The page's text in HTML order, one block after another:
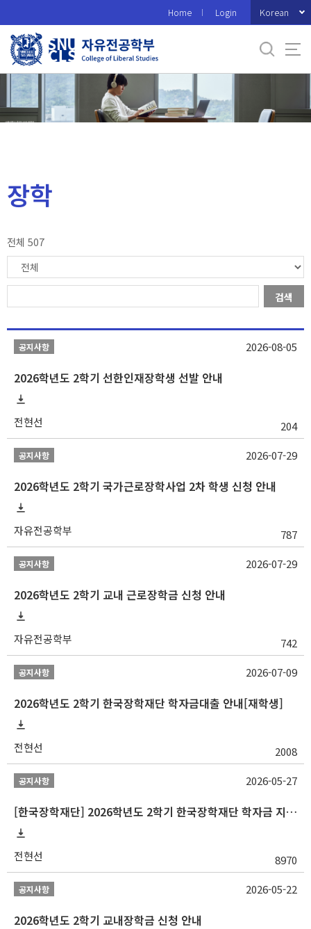
로
메
Home Login Korean
장학
전체 507
검색
공지사항
2026학년도 2학기 선한인재장학생 선발 안내
전현선 204
2026-08-05
공지사항
2026학년도 2학기 국가근로장학사업 2차 학생 신청 안내
자유전공학부 787
2026-07-29
공지사항
2026학년도 2학기 교내 근로장학금 신청 안내
자유전공학부 742
2026-07-29
공지사항
2026학년도 2학기 한국장학재단 학자금대출 안내[재학생]
전현선 2008
2026-07-09
공지사항
[한국장학재단] 2026학년도 2학기 한국장학재단 학자금 지원구간 산정 신청 안내
전현선 8970
2026-05-27
공지사항
2026학년도 2학기 교내장학금 신청 안내
2026-05-22